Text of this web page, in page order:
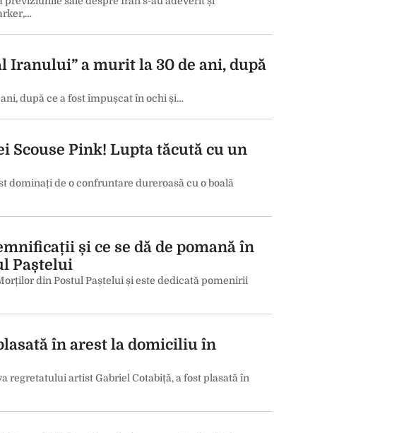
a murit la 30 de ani, după
după ce a fost împușcat în ochi și…
Pink! Lupta tăcută cu un
dominați de o confruntare dureroasă cu o boală
și ce se dă de pomană în
Paștelui
din Postul Paștelui și este dedicată pomenirii
în arest la domiciliu în
regretatului artist Gabriel Cotabiță, a fost plasată în